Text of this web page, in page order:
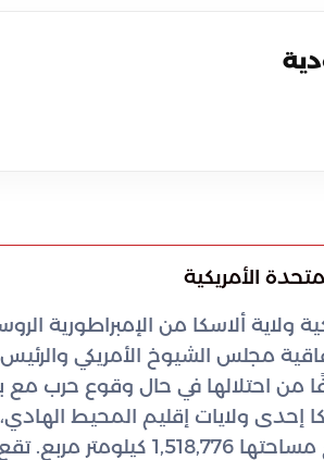
الأمريكية
مجلس الشيوخ الأمريكي والرئيس
من احتلالها في حال وقوع حرب مع
1959. تعد ألاسكا إحدى ولايات إقليم
في الولايات المتحدة، حيث تبلغ